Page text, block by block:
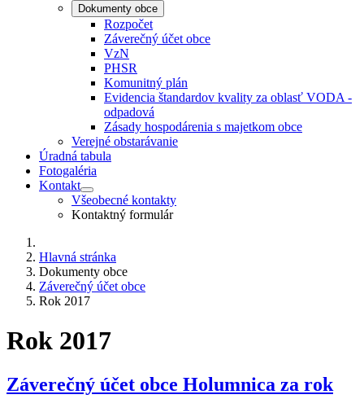
Dokumenty obce
Rozpočet
Záverečný účet obce
VzN
PHSR
Komunitný plán
Evidencia štandardov kvality za oblasť VODA -
odpadová
Zásady hospodárenia s majetkom obce
Verejné obstarávanie
Úradná tabula
Fotogaléria
Kontakt
Všeobecné kontakty
Kontaktný formulár
Hlavná stránka
Dokumenty obce
Záverečný účet obce
Rok 2017
Rok 2017
Záverečný účet obce Holumnica za rok